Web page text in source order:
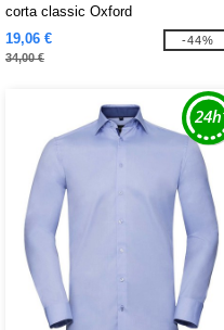
corta classic Oxford
19,06 €
34,00 €
-44%